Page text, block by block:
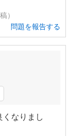
）
問題を報告する
なりまし